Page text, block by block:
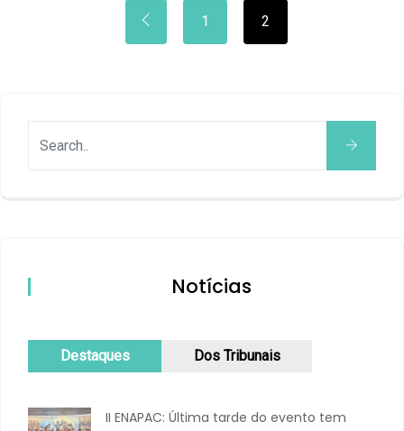
1 2
Notícias
Destaques Dos Tribunais
II ENAPAC: Última tarde do evento tem